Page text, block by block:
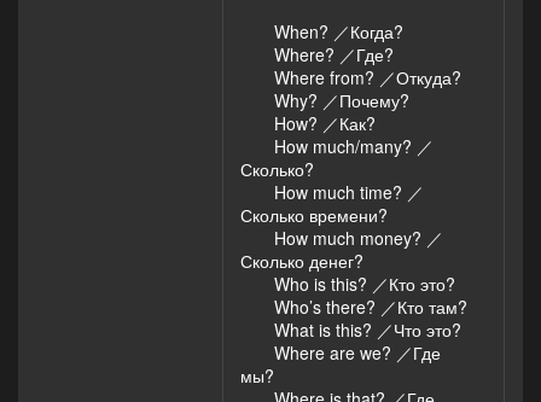
When? ／Когда?
Where? ／Где?
Where from? ／Откуда?
Why? ／Почему?
How? ／Как?
How much/many? ／
Сколько?
How much time? ／
Сколько времени?
How much money? ／
Сколько денег?
Who is this? ／Кто это?
Who’s there? ／Кто там?
What is this? ／Что это?
Where are we? ／Где
мы?